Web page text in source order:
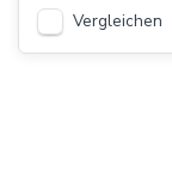
Vergleichen